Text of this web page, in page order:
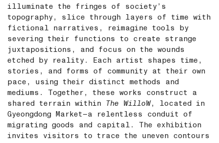
illuminate the fringes of society’s
topography, slice through layers of time with
fictional narratives, reimagine tools by
severing their functions to create strange
juxtapositions, and focus on the wounds
etched by reality. Each artist shapes time,
stories, and forms of community at their own
pace, using their distinct methods and
mediums. Together, these works construct a
shared terrain within The WilloW, located in
Gyeongdong Market—a relentless conduit of
migrating goods and capital. The exhibition
invites visitors to trace the uneven contours